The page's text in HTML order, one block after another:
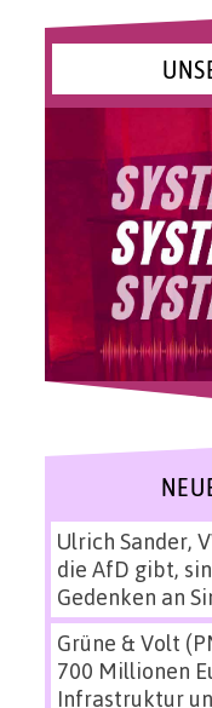
Ulrich Sander,
die AfD gibt,
Gedenken an
Grüne & Volt
700 Millionen
Infrastruktur